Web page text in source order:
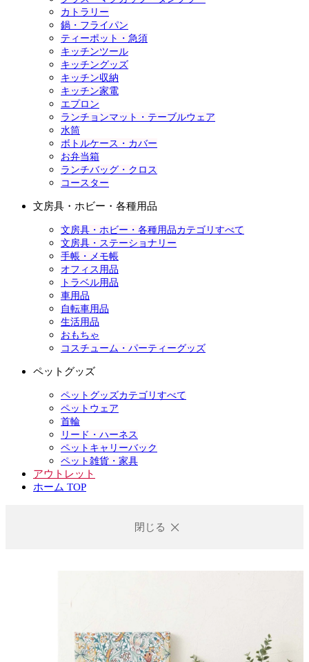
カトラリー
鍋・フライパン
ティーポット・急須
キッチンツール
キッチングッズ
キッチン収納
キッチン家電
エプロン
ランチョンマット・テーブルウェア
水筒
ボトルケース・カバー
お弁当箱
ランチバッグ・クロス
コースター
文房具・ホビー・各種用品
文房具・ホビー・各種用品カテゴリすべて
文房具・ステーショナリー
手帳・メモ帳
オフィス用品
トラベル用品
車用品
自転車用品
生活用品
おもちゃ
コスチューム・パーティーグッズ
ペットグッズ
ペットグッズカテゴリすべて
ペットウェア
首輪
リード・ハーネス
ペットキャリーバック
ペット雑貨・家具
アウトレット
ホーム TOP
閉じる